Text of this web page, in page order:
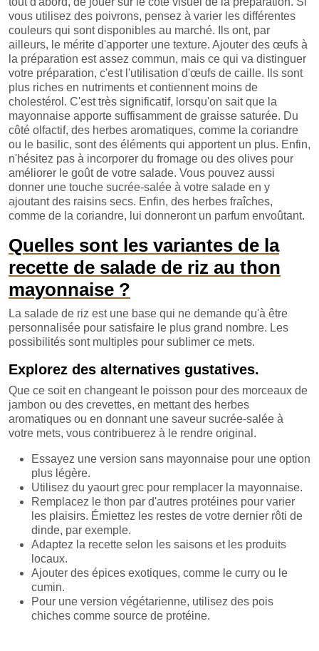
vous utilisez des poivrons, pensez à varier les différentes
couleurs qui sont disponibles au marché. Ils ont, par
ailleurs, le mérite d'apporter une texture. Ajouter des œufs à
la préparation est assez commun, mais ce qui va distinguer
votre préparation, c'est l'utilisation d'œufs de caille. Ils sont
plus riches en nutriments et contiennent moins de
cholestérol. C'est très significatif, lorsqu'on sait que la
mayonnaise apporte suffisamment de graisse saturée. Du
côté olfactif, des herbes aromatiques, comme la coriandre
ou le basilic, sont des éléments qui apportent un plus. Enfin,
n'hésitez pas à incorporer du fromage ou des olives pour
améliorer le goût de votre salade. Vous pouvez aussi
donner une touche sucrée-salée à votre salade en y
ajoutant des raisins secs. Enfin, des herbes fraîches,
comme de la coriandre, lui donneront un parfum envoûtant.
Quelles sont les variantes de la
recette de salade de riz au thon
mayonnaise ?
La salade de riz est une base qui ne demande qu'à être
personnalisée pour satisfaire le plus grand nombre. Les
possibilités sont multiples pour sublimer ce mets.
Explorez des alternatives gustatives.
Que ce soit en changeant le poisson pour des morceaux de
jambon ou des crevettes, en mettant des herbes
aromatiques ou en donnant une saveur sucrée-salée à
votre mets, vous contribuerez à le rendre original.
Essayez une version sans mayonnaise pour une option
plus légère.
Utilisez du yaourt grec pour remplacer la mayonnaise.
Remplacez le thon par d'autres protéines pour varier
les plaisirs. Émiettez les restes de votre dernier rôti de
dinde, par exemple.
Adaptez la recette selon les saisons et les produits
locaux.
Ajouter des épices exotiques, comme le curry ou le
cumin.
Pour une version végétarienne, utilisez des pois
chiches comme source de protéine.